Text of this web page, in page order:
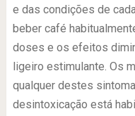
e das condições de
beber café
doses e os efeitos
ligeiro estimulante. Os
qualquer destes
desintoxicação está